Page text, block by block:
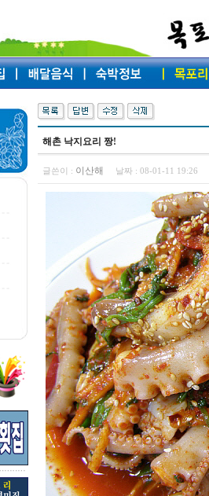
해촌 낙지요리 짱!
글쓴이 : 이산해 날짜 : 08-01-11 19:26